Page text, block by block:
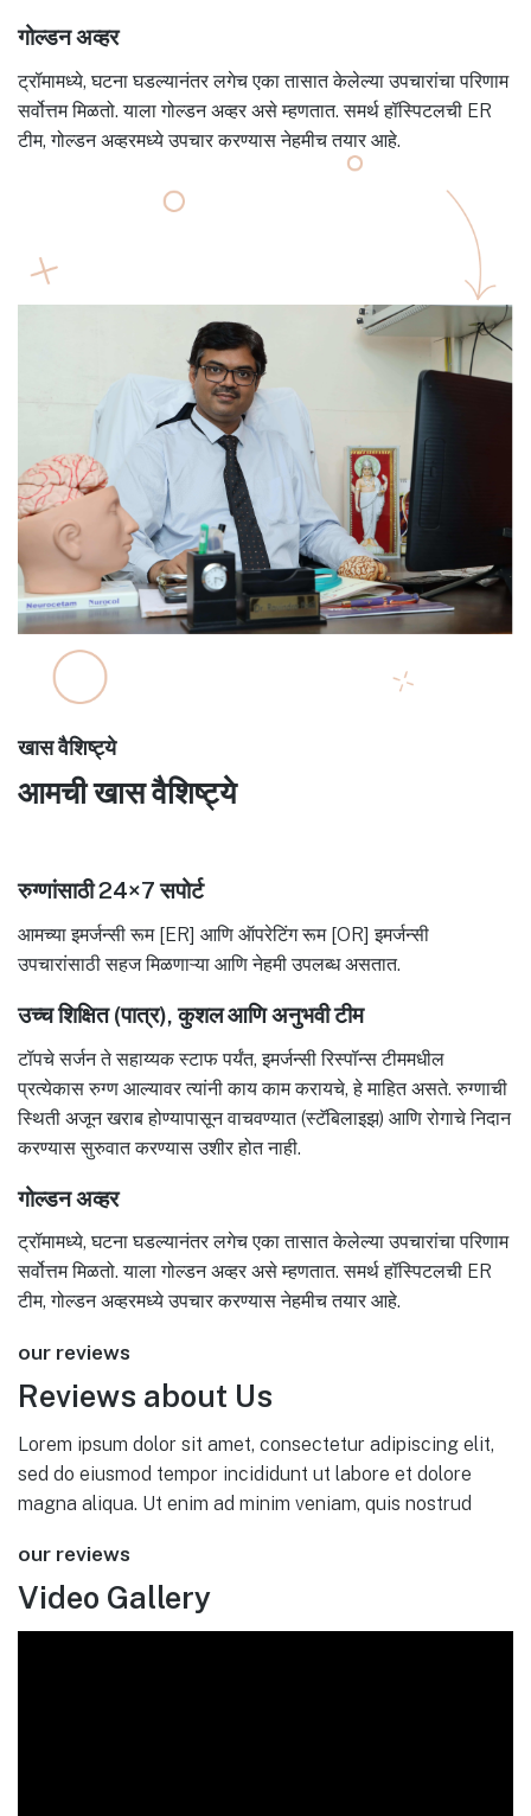
गोल्डन अव्हर
ट्रॉमामध्ये, घटना घडल्यानंतर लगेच एका तासात केलेल्या उपचारांचा परिणाम
सर्वोत्तम मिळतो. याला गोल्डन अव्हर असे म्हणतात. समर्थ हॉस्पिटलची ER
टीम, गोल्डन अव्हरमध्ये उपचार करण्यास नेहमीच तयार आहे.
खास वैशिष्ट्ये
आमची खास वैशिष्ट्ये
रुग्णांसाठी 24×7 सपोर्ट
आमच्या इमर्जन्सी रूम [ER] आणि ऑपरेटिंग रूम [OR] इमर्जन्सी
उपचारांसाठी सहज मिळणाऱ्या आणि नेहमी उपलब्ध असतात.
उच्च शिक्षित (पात्र), कुशल आणि अनुभवी टीम
टॉपचे सर्जन ते सहाय्यक स्टाफ पर्यंत, इमर्जन्सी रिस्पॉन्स टीममधील
प्रत्येकास रुग्ण आल्यावर त्यांनी काय काम करायचे, हे माहित असते. रुग्णाची
स्थिती अजून खराब होण्यापासून वाचवण्यात (स्टॅबिलाइझ) आणि रोगाचे निदान
करण्यास सुरुवात करण्यास उशीर होत नाही.
गोल्डन अव्हर
ट्रॉमामध्ये, घटना घडल्यानंतर लगेच एका तासात केलेल्या उपचारांचा परिणाम
सर्वोत्तम मिळतो. याला गोल्डन अव्हर असे म्हणतात. समर्थ हॉस्पिटलची ER
टीम, गोल्डन अव्हरमध्ये उपचार करण्यास नेहमीच तयार आहे.
our reviews
Reviews about Us
Lorem ipsum dolor sit amet, consectetur adipiscing elit,
sed do eiusmod tempor incididunt ut labore et dolore
magna aliqua. Ut enim ad minim veniam, quis nostrud
our reviews
Video Gallery